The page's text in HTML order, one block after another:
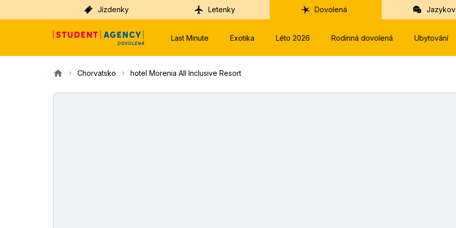
Jízdenky Letenky Dovolená
Last Minute Exotika Léto 2026 Rodinná dovolená Ubytování
Chorvatsko hotel Morenia All Inclusive Resort